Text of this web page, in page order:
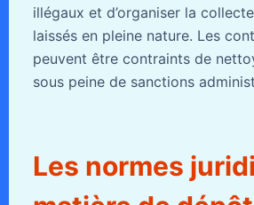
illégaux et d’organiser la
laissés en pleine nature. Les
peuvent être contraints de
sous peine de sanctions
Les normes